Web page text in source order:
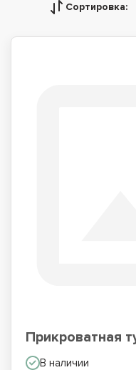
Сортировка:
Прикроватная
В наличии